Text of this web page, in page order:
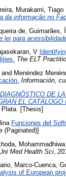
Murakami, Tiago
da informação no
de Guimarães,
lei para
V
The ELT
and Menéndez
Información,
DIAGNÓSTICO DE
EL
Plata. [Thesis]
Funciones del
(Paginated)]
Mohammadhiwa
Med Health Sci ,
, Marco-Cuenca,
of European